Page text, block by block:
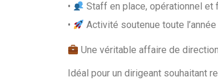
•
Staff en place, opérationnel et
•
Activité soutenue toute
Une véritable affaire de direction
Idéal pour un dirigeant souhaitant